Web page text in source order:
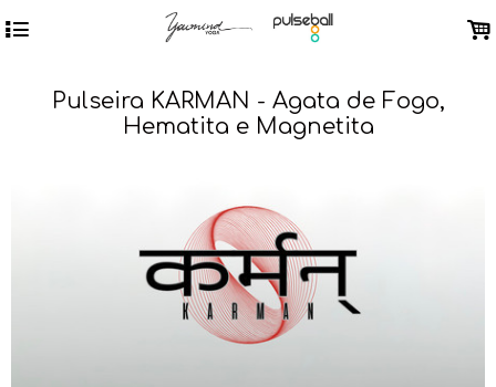
4 .
Pulseira KARMAN - Agata de Fogo,
Hematita e Magnetita